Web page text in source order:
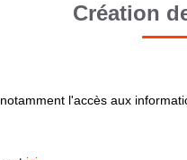
Création
l'accès aux